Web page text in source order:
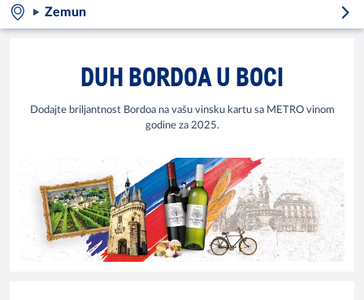
Zemun
DUH BORDOA U BOCI
Dodajte briljantnost Bordoa na vašu vinsku kartu sa METRO vinom
godine za 2025.